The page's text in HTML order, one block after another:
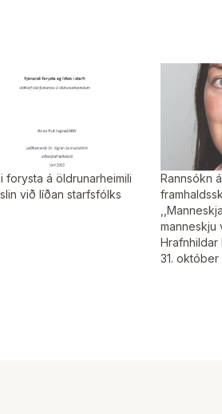
forysta á öldrunarheimili
við líðan starfsfólks
Rannsókn
manneskju
Hrafnhildar
31. október